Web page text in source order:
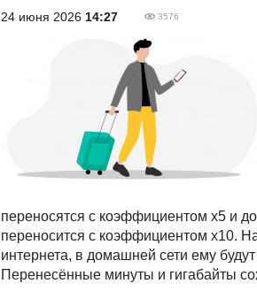
24 июня 2026 14:27 3576
переносятся с коэффициентом x5 и
переносится с коэффициентом x10.
интернета, в домашней сети ему
Перенесённые минуты и гигабайты